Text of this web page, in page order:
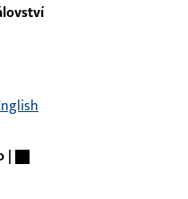
07-0-1 | Kolík kliky |
08-0-1 | Kolík kliky |
|